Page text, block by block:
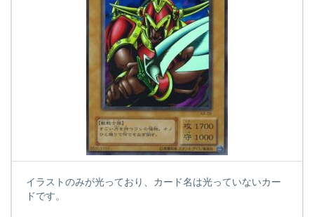
イラストのみが光っており、カード名は光っていないカー
ドです。